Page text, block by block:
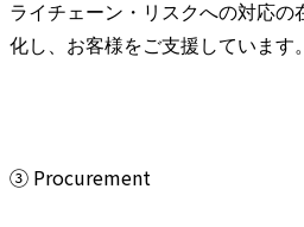
ライチェーン・リスクへの対応の
化し、お客様をご支援しています。
③ Procurement